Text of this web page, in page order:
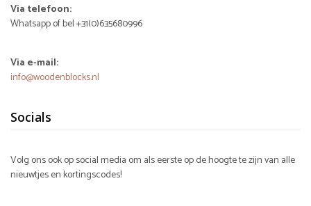
Via telefoon:
Whatsapp of bel +31(0)635680996
Via e-mail:
info@woodenblocks.nl
Socials
Volg ons ook op social media om als eerste op de hoogte te zijn van alle
nieuwtjes en kortingscodes!